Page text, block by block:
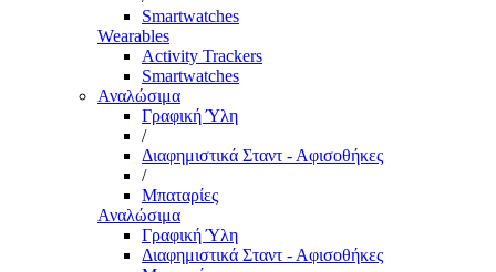
Smartwatches
Wearables
Activity Trackers
Smartwatches
Αναλώσιμα
Γραφική Ύλη
/
Διαφημιστικά Σταντ - Αφισοθήκες
/
Μπαταρίες
Αναλώσιμα
Γραφική Ύλη
Διαφημιστικά Σταντ - Αφισοθήκες